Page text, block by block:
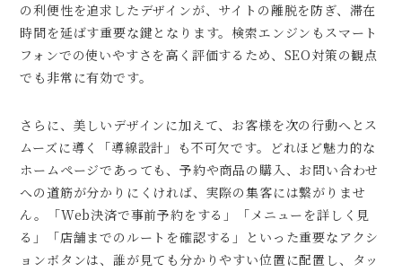
の利便性を追求したデザインが、サイトの離脱を防ぎ、滞在
時間を延ばす重要な鍵となります。検索エンジンもスマート
フォンでの使いやすさを高く評価するため、SEO対策の観点
でも非常に有効です。
さらに、美しいデザインに加えて、お客様を次の行動へとス
ムーズに導く「導線設計」も不可欠です。どれほど魅力的な
ホームページであっても、予約や商品の購入、お問い合わせ
への道筋が分かりにくければ、実際の集客には繋がりませ
ん。「Web決済で事前予約をする」「メニューを詳しく見
る」「店舗までのルートを確認する」といった重要なアクシ
ョンボタンは、誰が見ても分かりやすい位置に配置し、タッ